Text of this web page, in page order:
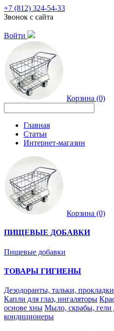
+7 (812) 324-54-33
Звонок с сайта
Войти
Корзина (0)
Главная
Статьи
Интернет-магазин
Корзина (0)
ПИЩЕВЫЕ ДОБАВКИ
Пищевые добавки
ТОВАРЫ ГИГИЕНЫ
Дезодоранты, тальки, прокладки
Капли для глаз, ингаляторы
основе хны Мыло, скрабы, гели
кондиционеры